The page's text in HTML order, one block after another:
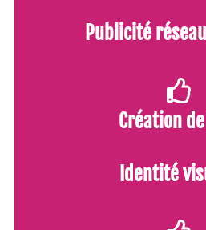
Publicité
Création
Identité